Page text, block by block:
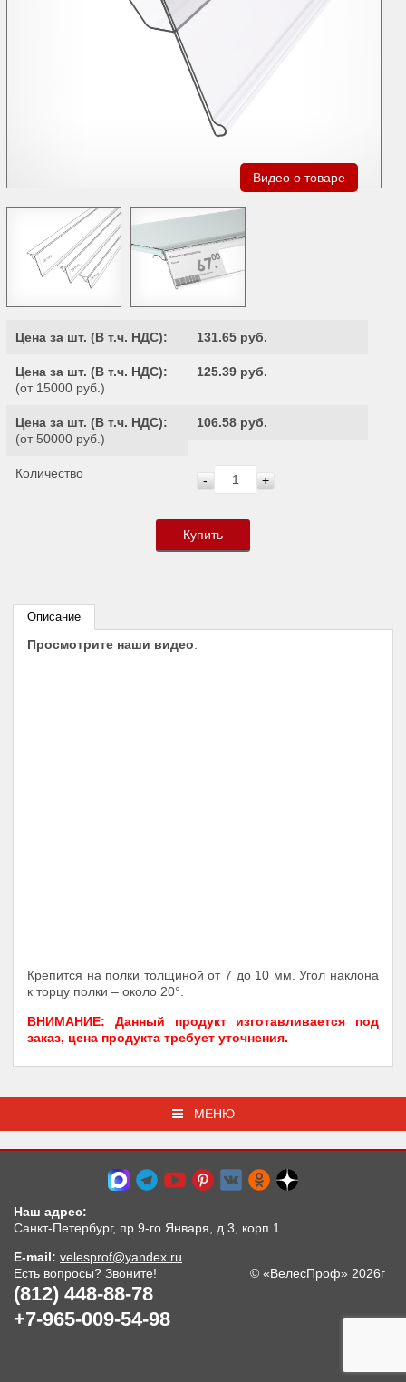
Видео о товаре
Цена за шт. (В т.ч. НДС): 131.65 руб.
Цена за шт. (В т.ч. НДС):
(от 15000 руб.)
125.39 руб.
Цена за шт. (В т.ч. НДС):
(от 50000 руб.)
106.58 руб.
Количество - +
Купить
Описание
Просмотрите наши видео:
Крепится на полки толщиной от 7 до 10 мм. Угол наклона
к торцу полки – около 20°.
ВНИМАНИЕ: Данный продукт изготавливается под
заказ, цена продукта требует уточнения.
МЕНЮ
Наш адрес:
Санкт-Петербург, пр.9-го Января, д.3, корп.1
E-mail: velesprof@yandex.ru
Есть вопросы? Звоните!
(812) 448-88-78
+7-965-009-54-98
© «ВелесПроф» 2026г